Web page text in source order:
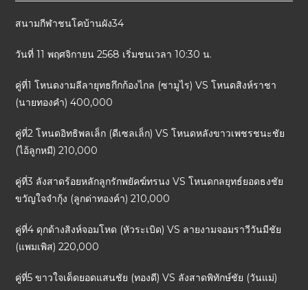
สนามกีฬาชนโคบ้านผัง34
วันที่ 11 พฤศจิกายน 2568 เริ่มชนเวลา 10:30 น.
คู่ที่1 โหนดงามลีลายุทธกึกก้องไกล (ซามูไร) VS โหนดสิงห์ราชา
(นายทองคำ) 400,000
คู่ที่2 โหนดอิทธิพลเล็ก (ดีเซลเล็ก) VS โหนดหลังขาวเพชรชนะชัย
(ไอ้ลูกหมี) 210,000
คู่ที่3 ลังสาดร้อยหลักลูกรักพยัคฆ์ทรนง VS โหนดกลยุทธ์ยอดธงชัย
ขวัญใจจำกุ้ง (ลูกด่าทองค์า) 210,000
คู่ที่4 ดุกด้างสิงห์จอมโหด (หัวระเบิด) VS ลายงามจอมราวีวันมีชัย
(แพมเพิส) 220,000
คู่ที่5 ขาวใจเด็ดยอดแสนชัย (ทองดี) VS ลังสาดพิทักษ์ชัย (วันแม่)